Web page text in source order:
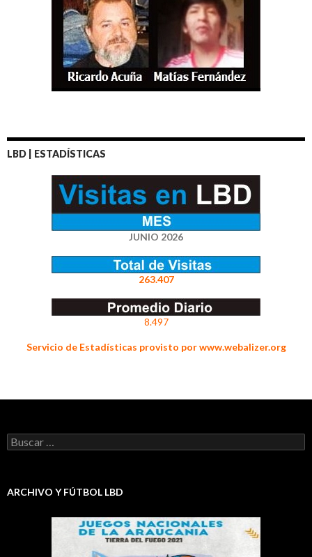
LBD | ESTADÍSTICAS
JUNIO 2026
263.407
8.497
Servicio de Estadísticas provisto por www.webalizer.org
Buscar:
ARCHIVO Y FÚTBOL LBD